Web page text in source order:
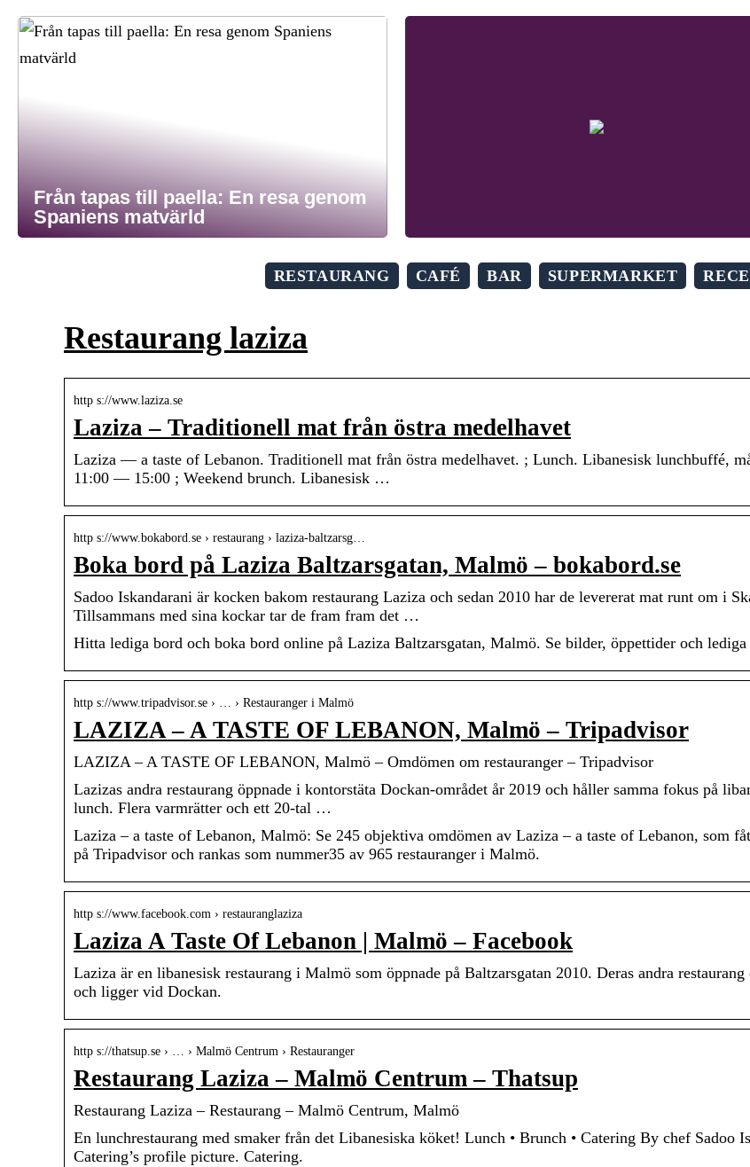
Från tapas till paella: En resa genom
Spaniens matvärld
RESTAURANG CAFÉ BAR SUPERMARKET
Restaurang laziza
http s://www.laziza.se
Laziza – Traditionell mat från östra medelhavet
Laziza — a taste of Lebanon. Traditionell mat från östra medelhavet. ; Lunch. Libanesisk lunchbuffé,
11:00 — 15:00 ; Weekend brunch. Libanesisk …
http s://www.bokabord.se › restaurang › laziza-baltzarsg…
Boka bord på Laziza Baltzarsgatan, Malmö – bokabord.se
Sadoo Iskandarani är kocken bakom restaurang Laziza och sedan 2010 har de levererat mat runt om i
Tillsammans med sina kockar tar de fram fram det …
Hitta lediga bord och boka bord online på Laziza Baltzarsgatan, Malmö. Se bilder, öppettider och lediga
http s://www.tripadvisor.se › … › Restauranger i Malmö
LAZIZA – A TASTE OF LEBANON, Malmö – Tripadvisor
LAZIZA – A TASTE OF LEBANON, Malmö – Omdömen om restauranger – Tripadvisor
Lazizas andra restaurang öppnade i kontorstäta Dockan-området år 2019 och håller samma fokus på
lunch. Flera varmrätter och ett 20-tal …
Laziza – a taste of Lebanon, Malmö: Se 245 objektiva omdömen av Laziza – a taste of Lebanon, som
på Tripadvisor och rankas som nummer35 av 965 restauranger i Malmö.
http s://www.facebook.com › restauranglaziza
Laziza A Taste Of Lebanon | Malmö – Facebook
Laziza är en libanesisk restaurang i Malmö som öppnade på Baltzarsgatan 2010. Deras andra restaurang
och ligger vid Dockan.
http s://thatsup.se › … › Malmö Centrum › Restauranger
Restaurang Laziza – Malmö Centrum – Thatsup
Restaurang Laziza – Restaurang – Malmö Centrum, Malmö
En lunchrestaurang med smaker från det Libanesiska köket! Lunch • Brunch • Catering By chef Sadoo
Catering’s profile picture. Catering.